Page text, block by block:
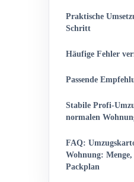
Praktische
Schritt
Häufige Fehler
Passende
Stabile Profi-
normalen
FAQ:
Wohnung:
Packplan